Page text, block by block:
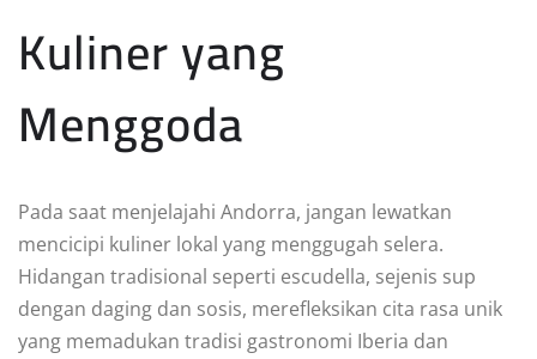
Kuliner yang
Menggoda
Pada saat menjelajahi Andorra, jangan lewatkan
mencicipi kuliner lokal yang menggugah selera.
Hidangan tradisional seperti escudella, sejenis sup
dengan daging dan sosis, merefleksikan cita rasa unik
yang memadukan tradisi gastronomi Iberia dan